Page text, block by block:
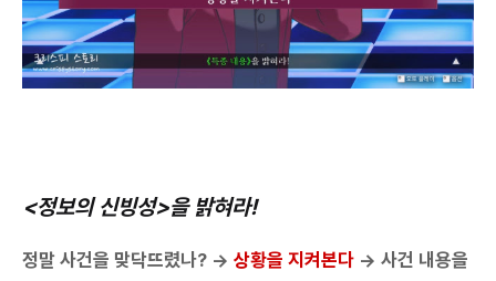
<정보의 신빙성>을 밝혀라!
정말 사건을 맞닥뜨렸나? → 상황을 지켜본다 → 사건 내용을